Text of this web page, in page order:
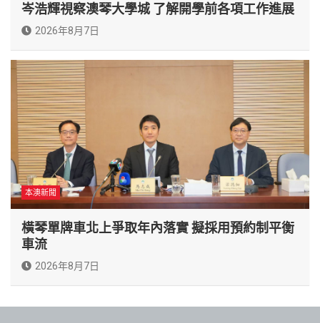
岑浩輝視察澳琴大學城 了解開學前各項工作進展
2026年8月7日
本澳新聞
橫琴單牌車北上爭取年內落實 擬採用預約制平衡
車流
2026年8月7日